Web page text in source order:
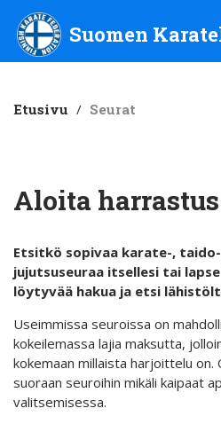
Suomen Karateliitto ry
Suomen
Etusivu / Seurat
Aloita
Etsitkö sopivaa karate-,
jujutsuseuraa itsellesi tai
löytyvää hakua ja etsi
Useimmissa seuroissa on
kokeilemassa lajia maksutta,
kokemaan millaista harjoittelu
suoraan seuroihin mikäli kaipaat
valitsemisessa.